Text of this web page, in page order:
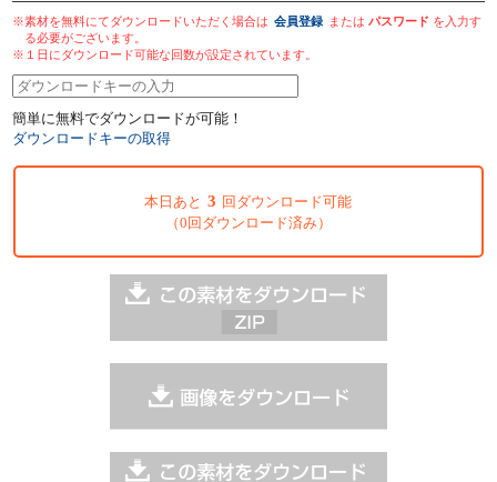
※素材を無料にてダウンロードいただく場合は 会員登録 またはパスワード を入力す
る必要がございます。
※１日にダウンロード可能な回数が設定されています。
簡単に無料でダウンロードが可能！
ダウンロードキーの取得
本日あと 3 回ダウンロード可能
（0回ダウンロード済み）